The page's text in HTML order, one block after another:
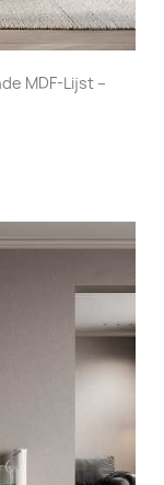
MDF-Lijst –